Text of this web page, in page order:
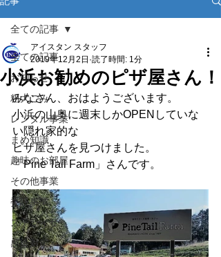
全ての記事
お知らせ
粗大ごみ
レンタル事業
まめ知識
趣味のお部屋
その他事業
委託事業
ステライザ
感染対策
全ての記事
小浜お勧めのピザ屋さん！
アイスタン スタッフ
2019年12月2日 読了時間: 1分
みなさん、おはようございます。
小浜の山奥に週末しかOPENしていな
い隠れ家的な
ピザ屋さんを見つけました。
「Pine Tail Farm」さんです。